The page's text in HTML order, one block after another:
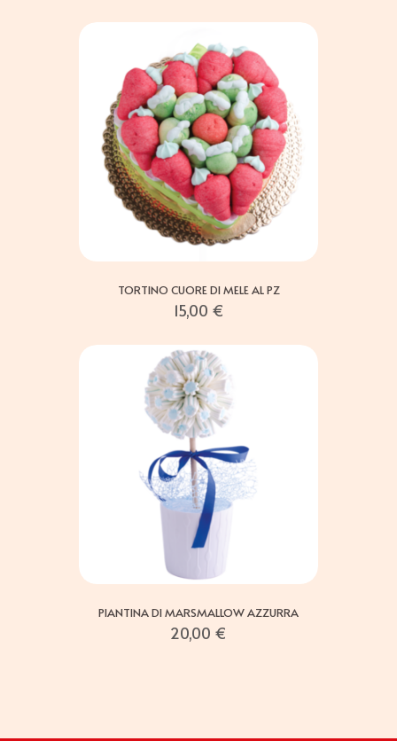
TORTINO CUORE DI MELE AL PZ
15,00 €
PIANTINA DI MARSMALLOW AZZURRA
20,00 €